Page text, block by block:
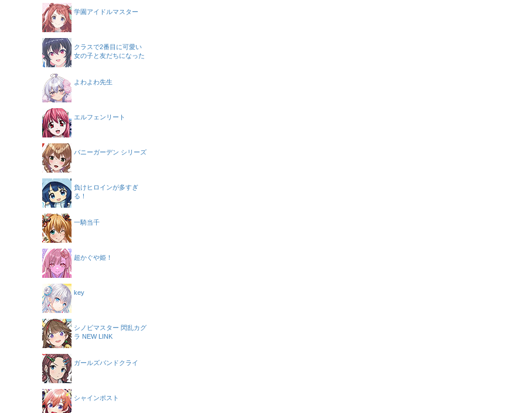
学園アイドルマスター
クラスで2番目に可愛い
女の子と友だちになった
よわよわ先生
エルフェンリート
バニーガーデン シリーズ
負けヒロインが多すぎ
る！
一騎当千
超かぐや姫！
key
シノビマスター 閃乱カグ
ラ NEW LINK
ガールズバンドクライ
シャインポスト